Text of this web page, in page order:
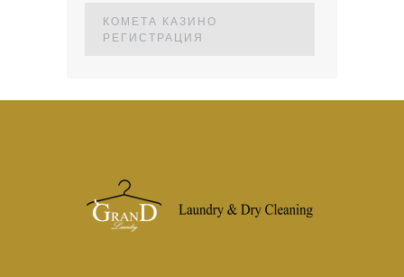
КОМЕТА КАЗИНО
РЕГИСТРАЦИЯ